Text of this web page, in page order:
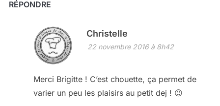
RÉPONDRE
Christelle
22 novembre 2016 à 8h42
Merci Brigitte ! C’est chouette, ça permet de
varier un peu les plaisirs au petit dej ! 😉